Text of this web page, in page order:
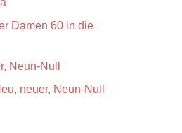
Damen 60 in die
Neun-Null
neuer, Neun-Null